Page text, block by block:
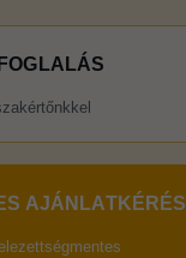
AJÁNLATKÉRÉS